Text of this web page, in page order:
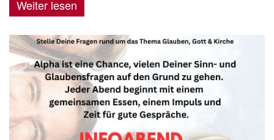
Weiter lesen